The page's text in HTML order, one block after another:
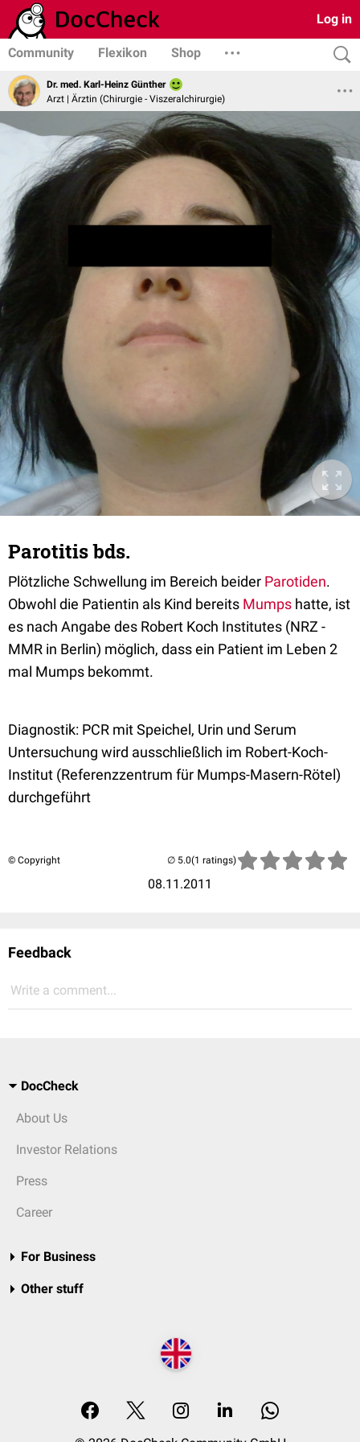
Log in
Community Flexikon Shop
Dr. med. Karl-Heinz Günther
Arzt | Ärztin (Chirurgie - Viszeralchirurgie)
Parotitis bds.
Plötzliche Schwellung im Bereich beider Parotiden.
Obwohl die Patientin als Kind bereits Mumps hatte, ist
es nach Angabe des Robert Koch Institutes (NRZ -
MMR in Berlin) möglich, dass ein Patient im Leben 2
mal Mumps bekommt.
Diagnostik: PCR mit Speichel, Urin und Serum
Untersuchung wird ausschließlich im Robert-Koch-
Institut (Referenzzentrum für Mumps-Masern-Rötel)
durchgeführt
© Copyright
08.11.2011
(1 ratings)
Feedback
Write a comment...
DocCheck
About Us
Investor Relations
Press
Career
For Business
Other stuff